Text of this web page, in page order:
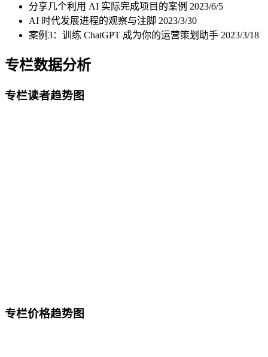
分享几个利用 AI 实际完成项目的案例 2023/6/5
AI 时代发展进程的观察与注脚 2023/3/30
案例3：训练 ChatGPT 成为你的运营策划助手 2023/3/18
专栏数据分析
专栏读者趋势图
专栏价格趋势图